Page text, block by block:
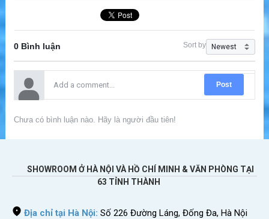
0 Bình luận Sort by
Post
Chưa có bình luận nào. Hãy là người đầu tiên!
SHOWROOM Ở HÀ NỘI VÀ HỒ CHÍ MINH & VĂN PHÒNG TẠI
63 TỈNH THÀNH
Địa chỉ tại Hà Nội: Số 226 Đường Láng, Đống Đa, Hà Nội